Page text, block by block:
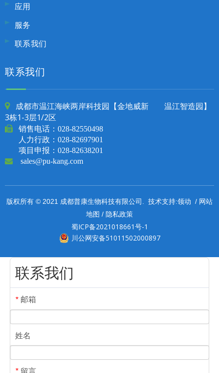
应用
服务
联系我们
联系我们

成都市温江海峡两岸科技园【金地威新 温江智造园】
3栋1-3层1/2区
 销售电话： 028-82550498
人力行政：028-82697901
项目申报：028-82638201
 sales@pu-kang.com
版权所有 © 2021 成都普康生物科技有限公司. 技术支持:领动 / 网站
地图 / 隐私政策
蜀ICP备2021018661号-1
川公网安备51011502000897
联系我们
* 邮箱
姓名
留言